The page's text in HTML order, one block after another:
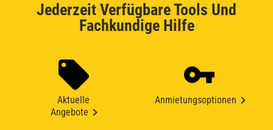
Jederzeit Verfügbare Tools Und
Fachkundige Hilfe
Aktuelle
Angebote
Anmietungsoptionen